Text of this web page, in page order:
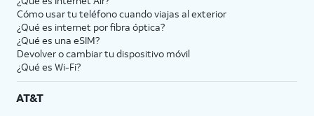
Cómo usar tu teléfono cuando viajas al exterior
¿Qué es internet por fibra óptica?
¿Qué es una eSIM?
Devolver o cambiar tu dispositivo móvil
¿Qué es Wi-Fi?
AT&T